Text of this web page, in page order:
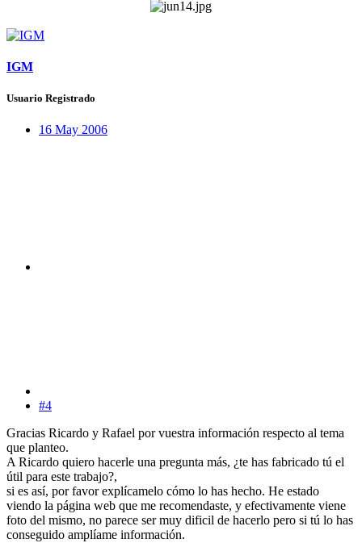
IGM
Usuario Registrado
16 May 2006
#4
Gracias Ricardo y Rafael por vuestra información respecto al tema
que planteo.
A Ricardo quiero hacerle una pregunta más, ¿te has fabricado tú el
útil para este trabajo?,
si es así, por favor explícamelo cómo lo has hecho. He estado
viendo la página web que me recomendaste, y efectivamente viene
foto del mismo, no parece ser muy dificil de hacerlo pero si tú lo has
conseguido amplíame información.